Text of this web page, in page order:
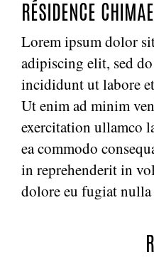
RÉSIDENCE
Lorem ipsum dolor
adipiscing elit, sed
incididunt ut labore
Ut enim ad minim
exercitation ullamco
ea commodo
in reprehenderit in
dolore eu fugiat nulla